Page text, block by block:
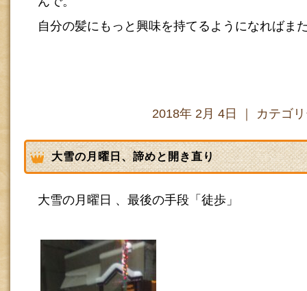
自分の髪にもっと興味を持てるようになればま
2018年 2月 4日 ｜ カテゴ
大雪の月曜日、諦めと開き直り
大雪の月曜日 、最後の手段「徒歩」